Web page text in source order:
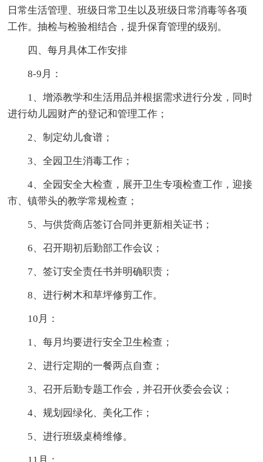
日常生活管理、班级日常卫生以及班级日常消毒等各项
工作。抽检与检验相结合，提升保育管理的级别。
四、每月具体工作安排
8-9月：
1、增添教学和生活用品并根据需求进行分发，同时
进行幼儿园财产的登记和管理工作；
2、制定幼儿食谱；
3、全园卫生消毒工作；
4、全园安全大检查，展开卫生专项检查工作，迎接
市、镇带头的教学常规检查；
5、与供货商店签订合同并更新相关证书；
6、召开期初后勤部工作会议；
7、签订安全责任书并明确职责；
8、进行树木和草坪修剪工作。
10月：
1、每月均要进行安全卫生检查；
2、进行定期的一餐两点自查；
3、召开后勤专题工作会，并召开伙委会会议；
4、规划园绿化、美化工作；
5、进行班级桌椅维修。
11月：